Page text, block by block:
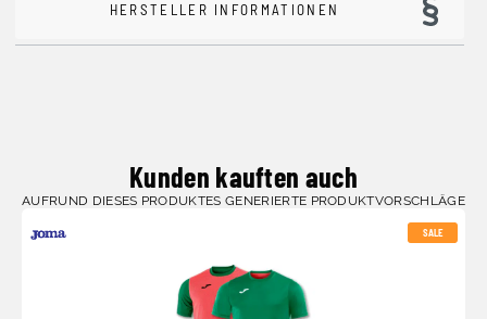
HERSTELLER INFORMATIONEN
Kunden kauften auch
AUFRUND DIESES PRODUKTES GENERIERTE PRODUKTVORSCHLÄGE
SALE